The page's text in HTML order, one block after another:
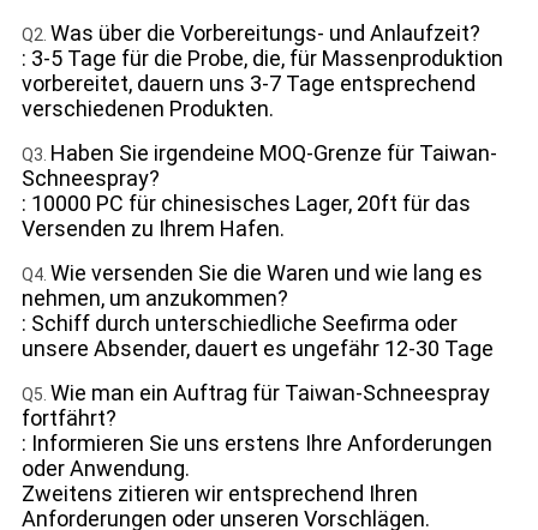
Q2. Was über die Vorbereitungs- und Anlaufzeit?
: 3-5 Tage für die Probe, die, für Massenproduktion
vorbereitet, dauern uns 3-7 Tage entsprechend
verschiedenen Produkten.
Q3. Haben Sie irgendeine MOQ-Grenze für Taiwan-
Schneespray?
: 10000 PC für chinesisches Lager, 20ft für das
Versenden zu Ihrem Hafen.
Q4. Wie versenden Sie die Waren und wie lang es
nehmen, um anzukommen?
: Schiff durch unterschiedliche Seefirma oder
unsere Absender, dauert es ungefähr 12-30 Tage
Q5. Wie man ein Auftrag für Taiwan-Schneespray
fortfährt?
: Informieren Sie uns erstens Ihre Anforderungen
oder Anwendung.
Zweitens zitieren wir entsprechend Ihren
Anforderungen oder unseren Vorschlägen.